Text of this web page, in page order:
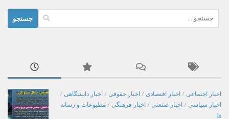
برای:
اخبار اجتماعی / اخبار اقتصادی / اخبار حقوقی / اخبار دانشگاهی /
اخبار سیاسی / اخبار صنعتی / اخبار فرهنگی / مطبوعات و رسانه
ها